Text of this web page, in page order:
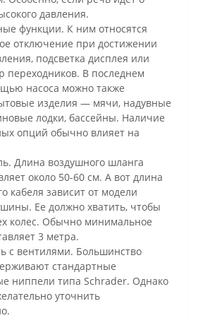
давления.
функции. К ним относятся
отключение при достижении
подсветка дисплея или
переходников. В последнем
насоса можно также
изделия — мячи, надувные
лодки, бассейны. Наличие
опций обычно влияет на
Длина воздушного шланга
около 50-60 см. А вот длина
кабеля зависит от модели
Ее должно хватить, чтобы
колес. Обычно минимальное
3 метра.
с вентилями. Большинство
стандартные
ниппели типа Schrader. Однако
уточнить